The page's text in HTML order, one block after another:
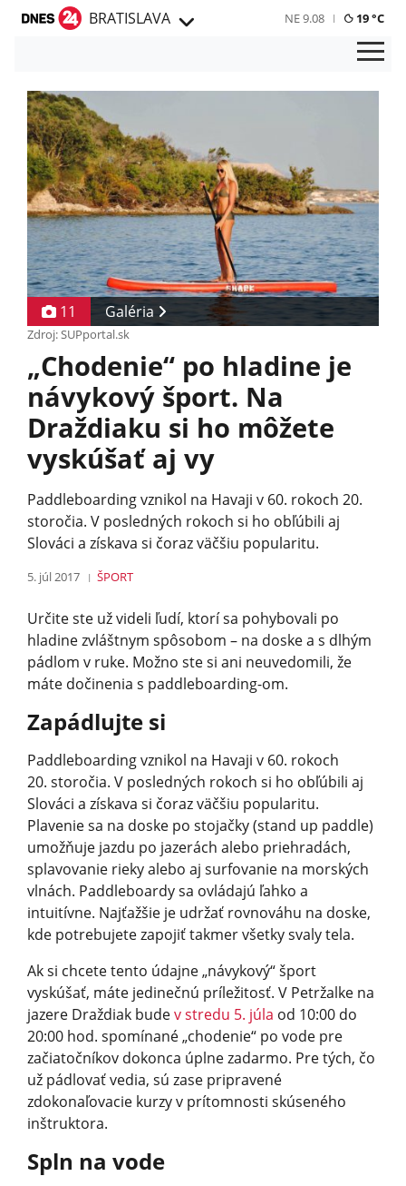
BRATISLAVA NE 9.08 19 °C
11 Galéria
Zdroj: SUPportal.sk
„Chodenie“ po hladine je
návykový šport. Na
Draždiaku si ho môžete
vyskúšať aj vy
Paddleboarding vznikol na Havaji v 60. rokoch 20.
storočia. V posledných rokoch si ho obľúbili aj
Slováci a získava si čoraz väčšiu popularitu.
5. júl 2017 ŠPORT
Určite ste už videli ľudí, ktorí sa pohybovali po
hladine zvláštnym spôsobom – na doske a s dlhým
pádlom v ruke. Možno ste si ani neuvedomili, že
máte dočinenia s paddleboarding-om.
Zapádlujte si
Paddleboarding vznikol na Havaji v 60. rokoch
20. storočia. V posledných rokoch si ho obľúbili aj
Slováci a získava si čoraz väčšiu popularitu.
Plavenie sa na doske po stojačky (stand up paddle)
umožňuje jazdu po jazerách alebo priehradách,
splavovanie rieky alebo aj surfovanie na morských
vlnách. Paddleboardy sa ovládajú ľahko a
intuitívne. Najťažšie je udržať rovnováhu na doske,
kde potrebujete zapojiť takmer všetky svaly tela.
Ak si chcete tento údajne „návykový“ šport
vyskúšať, máte jedinečnú príležitosť. V Petržalke na
jazere Draždiak budev stredu 5. júla od 10:00 do
20:00 hod. spomínané „chodenie“ po vode pre
začiatočníkov dokonca úplne zadarmo. Pre tých, čo
už pádlovať vedia, sú zase pripravené
zdokonaľovacie kurzy v prítomnosti skúseného
inštruktora.
Spln na vode